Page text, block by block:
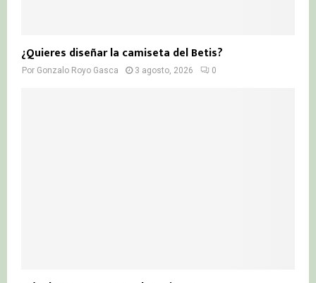
¿Quieres diseñar la camiseta del Betis?
Por Gonzalo Royo Gasca 3 agosto, 2026 0